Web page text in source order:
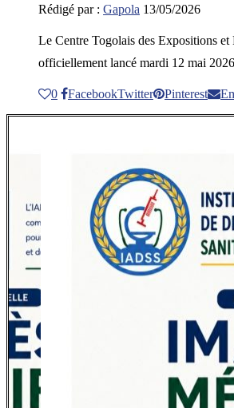
Rédigé par : Gapola 13/05/2026
Le Centre Togolais des Expositions
officiellement lancé mardi 12 mai
0 FacebookTwitter Pinterest